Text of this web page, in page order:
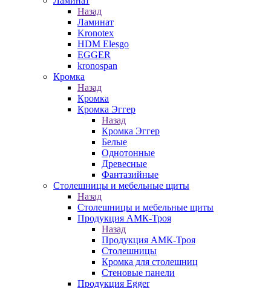
Назад
Ламинат
Kronotex
HDM Elesgo
EGGER
kronospan
Кромка
Назад
Кромка
Кромка Эггер
Назад
Кромка Эггер
Белые
Однотонные
Древесные
Фантазийные
Столешницы и мебельные щиты
Назад
Столешницы и мебельные щиты
Продукция АМК-Троя
Назад
Продукция АМК-Троя
Столешницы
Кромка для столешниц
Стеновые панели
Продукция Egger